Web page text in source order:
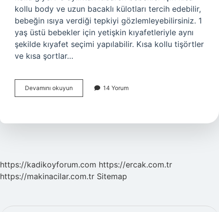
kollu body ve uzun bacaklı külotları tercih edebilir,
bebeğin ısıya verdiği tepkiyi gözlemleyebilirsiniz. 1
yaş üstü bebekler için yetişkin kıyafetleriyle aynı
şekilde kıyafet seçimi yapılabilir. Kısa kollu tişörtler
ve kısa şortlar…
Devamını okuyun
Aylık
Kollu
14 Yorum
https://kadikoyforum.com https://ercak.com.tr
https://makinacilar.com.tr Sitemap